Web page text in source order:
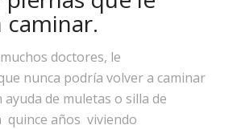
doctores, le
nunca podría volver a caminar
de muletas o silla de
quince años viviendo